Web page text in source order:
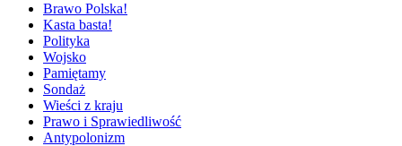
Brawo Polska!
Kasta basta!
Polityka
Wojsko
Pamiętamy
Sondaż
Wieści z kraju
Prawo i Sprawiedliwość
Antypolonizm